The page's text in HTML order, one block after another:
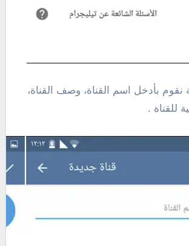
نقوم بأدخل اسم القناة، وصف القناة،
للقناة .